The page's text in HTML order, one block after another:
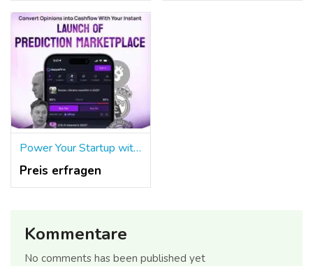
Power Your Startup with a Revenue-Driven Prediction Market Clone Script
Preis erfragen
Kommentare
No comments has been published yet